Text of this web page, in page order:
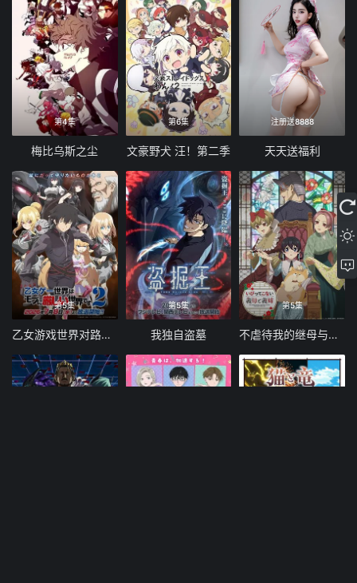
第4集
梅比乌斯之尘
第6集
文豪野犬 汪！第二季
注册送8888
天天送福利
第5集
乙女游戏世界对路人角色很不友好 第二季
第5集
我独自盗墓
第5集
不虐待我的继母与继姐